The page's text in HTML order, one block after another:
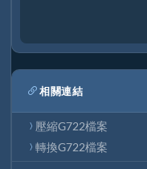
相關連結
壓縮G722檔案
轉換G722檔案